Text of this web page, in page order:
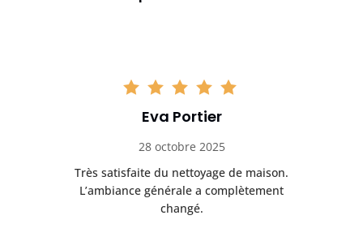
Eva Portier
28 octobre 2025
Très satisfaite du nettoyage de maison.
L’ambiance générale a complètement
changé.